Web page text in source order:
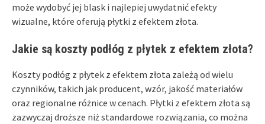
może wydobyć jej blask i najlepiej uwydatnić efekty
wizualne, które oferują płytki z efektem złota.
Jakie są koszty podłóg z płytek z efektem złota?
Koszty podłóg z płytek z efektem złota zależą od wielu
czynników, takich jak producent, wzór, jakość materiałów
oraz regionalne różnice w cenach. Płytki z efektem złota są
zazwyczaj droższe niż standardowe rozwiązania, co można